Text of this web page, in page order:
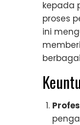
kepada
proses
ini